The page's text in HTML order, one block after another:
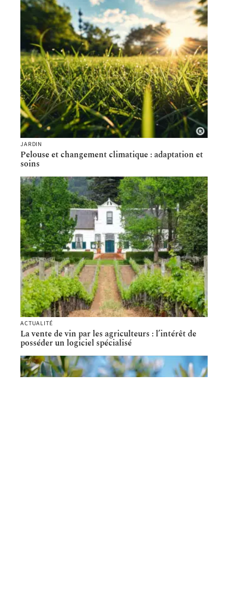
JARDIN
Pelouse et changement climatique : adaptation et
soins
ACTUALITÉ
La vente de vin par les agriculteurs : l’intérêt de
posséder un logiciel spécialisé